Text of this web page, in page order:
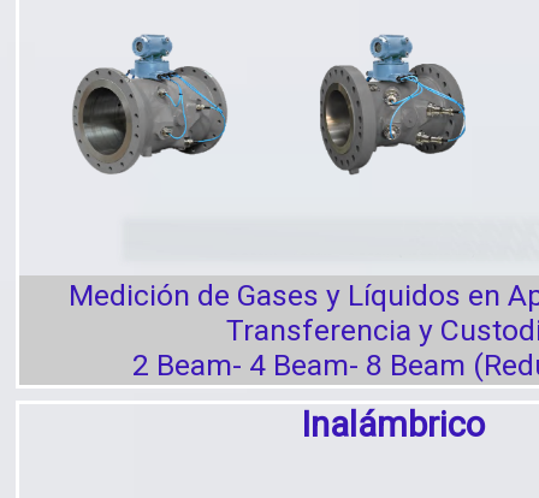
Medición de Gases y Líquidos en
Transferencia y
2 Beam- 4 Beam- 8 Beam
Inalámbrico